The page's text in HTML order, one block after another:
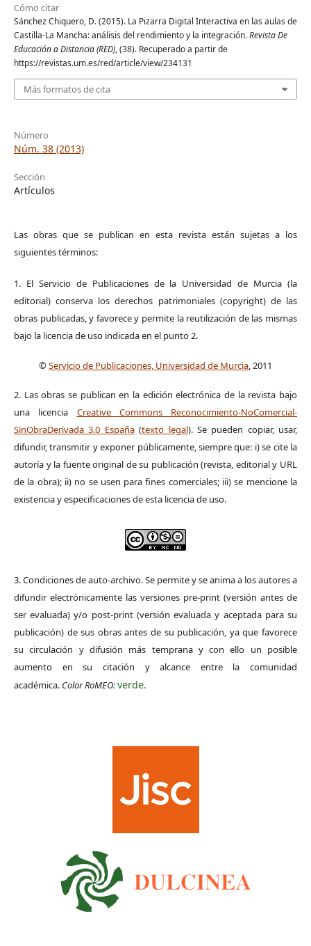
Cómo citar
Sánchez Chiquero, D. (2015). La Pizarra Digital Interactiva en las aulas de
Castilla-La Mancha: análisis del rendimiento y la integración.Revista De
Educación a Distancia (RED), (38). Recuperado a partir de
https://revistas.um.es/red/article/view/234131
Más formatos de cita
Número
Núm. 38 (2013)
Sección
Artículos
Las obras que se publican en esta revista están sujetas a los
siguientes términos:
1. El Servicio de Publicaciones de la Universidad de Murcia (la
editorial) conserva los derechos patrimoniales (copyright) de las
obras publicadas, y favorece y permite la reutilización de las mismas
bajo la licencia de uso indicada en el punto 2.
©Servicio de Publicaciones, Universidad de Murcia, 2011
2. Las obras se publican en la edición electrónica de la revista bajo
una licencia Creative Commons Reconocimiento-NoComercial-
SinObraDerivada 3.0 España(texto legal). Se pueden copiar, usar,
difundir, transmitir y exponer públicamente, siempre que: i) se cite la
autoría y la fuente original de su publicación (revista, editorial y URL
de la obra); ii) no se usen para fines comerciales; iii) se mencione la
existencia y especificaciones de esta licencia de uso.
3. Condiciones de auto-archivo. Se permite y se anima a los autores a
difundir electrónicamente las versiones pre-print (versión antes de
ser evaluada) y/o post-print (versión evaluada y aceptada para su
publicación) de sus obras antes de su publicación, ya que favorece
su circulación y difusión más temprana y con ello un posible
aumento en su citación y alcance entre la comunidad
académica. Color RoMEO:verde.